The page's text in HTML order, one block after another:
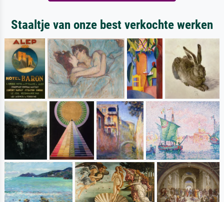
Staaltje van onze best verkochte werken